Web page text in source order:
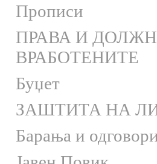
Прописи
ПРАВА И
ВРАБОТЕНИТЕ
Буџет
ЗАШТИТА НА
Барања и